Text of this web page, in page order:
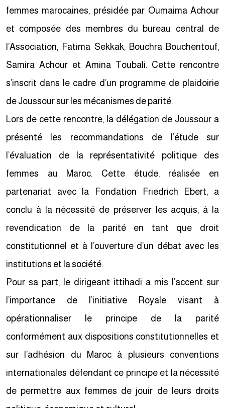
femmes marocaines, présidée par Oumaima Achour
et composée des membres du bureau central de
l’Association, Fatima Sekkak, Bouchra Bouchentouf,
Samira Achour et Amina Toubali. Cette rencontre
s’inscrit dans le cadre d’un programme de plaidoirie
de Joussour sur les mécanismes de parité.
Lors de cette rencontre, la délégation de Joussour a
présenté les recommandations de l’étude sur
l’évaluation de la représentativité politique des
femmes au Maroc. Cette étude, réalisée en
partenariat avec la Fondation Friedrich Ebert, a
conclu à la nécessité de préserver les acquis, à la
revendication de la parité en tant que droit
constitutionnel et à l’ouverture d’un débat avec les
institutions et la société.
Pour sa part, le dirigeant ittihadi a mis l’accent sur
l’importance de l’initiative Royale visant à
opérationnaliser le principe de la parité
conformément aux dispositions constitutionnelles et
sur l’adhésion du Maroc à plusieurs conventions
internationales défendant ce principe et la nécessité
de permettre aux femmes de jouir de leurs droits